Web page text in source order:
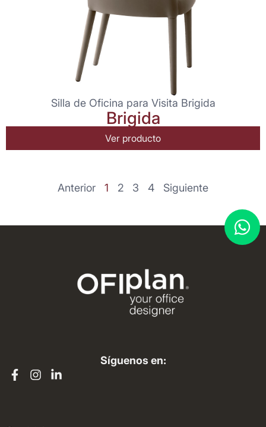
Silla de Oficina para Visita Brigida
Brigida
Ver producto
Anterior 1 2 3 4 Siguiente
Síguenos en: